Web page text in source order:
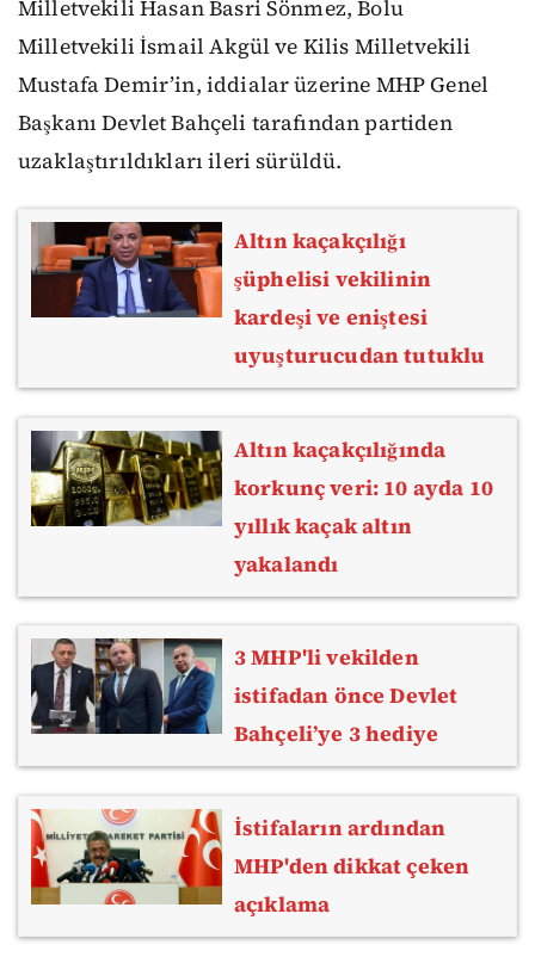
Milletvekili Hasan Basri Sönmez, Bolu
Milletvekili İsmail Akgül ve Kilis Milletvekili
Mustafa Demir’in, iddialar üzerine MHP Genel
Başkanı Devlet Bahçeli tarafından partiden
uzaklaştırıldıkları ileri sürüldü.
Altın kaçakçılığı
şüphelisi vekilinin
kardeşi ve eniştesi
uyuşturucudan tutuklu
Altın kaçakçılığında
korkunç veri: 10 ayda 10
yıllık kaçak altın
yakalandı
3 MHP'li vekilden
istifadan önce Devlet
Bahçeli’ye 3 hediye
İstifaların ardından
MHP'den dikkat çeken
açıklama